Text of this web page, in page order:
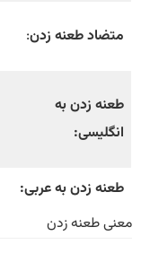
متضاد طعنه زدن:
طعنه زدن به
انگلیسی:
طعنه زدن به عربی:
معنی طعنه زدن